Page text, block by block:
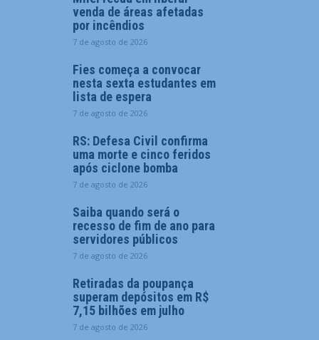
venda de áreas afetadas
por incêndios
7 de agosto de 2026
Fies começa a convocar
nesta sexta estudantes em
lista de espera
7 de agosto de 2026
RS: Defesa Civil confirma
uma morte e cinco feridos
após ciclone bomba
7 de agosto de 2026
Saiba quando será o
recesso de fim de ano para
servidores públicos
7 de agosto de 2026
Retiradas da poupança
superam depósitos em R$
7,15 bilhões em julho
7 de agosto de 2026